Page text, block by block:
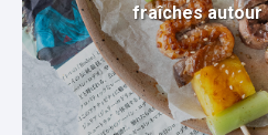
fraîches autour